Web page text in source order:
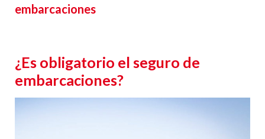
embarcaciones
¿Es obligatorio el seguro de
embarcaciones?